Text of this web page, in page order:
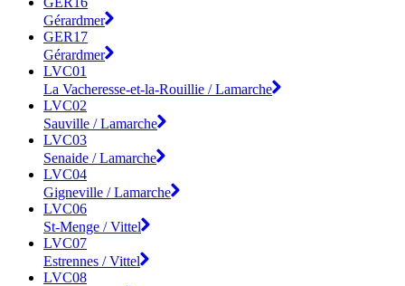
Gérardmer
GER17
Gérardmer
LVC01
La Vacheresse-et-la-Rouillie / Lamarche
LVC02
Sauville / Lamarche
LVC03
Senaide / Lamarche
LVC04
Gigneville / Lamarche
LVC06
St-Menge / Vittel
LVC07
Estrennes / Vittel
LVC08